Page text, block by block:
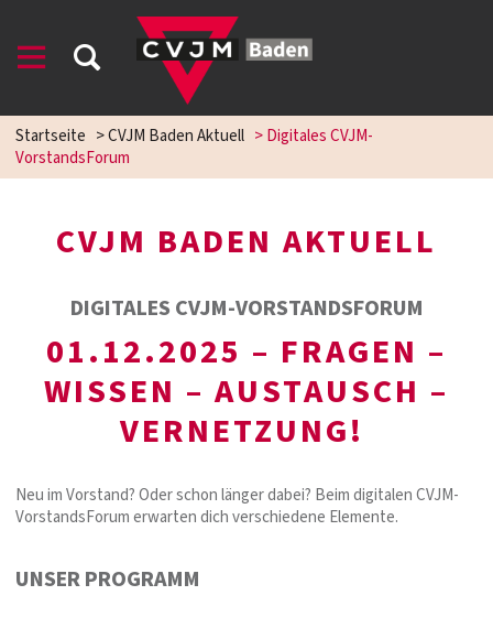
Startseite >CVJM Baden Aktuell >Digitales CVJM-
VorstandsForum
CVJM BADEN AKTUELL
DIGITALES CVJM-VORSTANDSFORUM
01.12.2025 – FRAGEN –
WISSEN – AUSTAUSCH –
VERNETZUNG!
Neu im Vorstand? Oder schon länger dabei? Beim digitalen CVJM-
VorstandsForum erwarten dich verschiedene Elemente.
UNSER PROGRAMM